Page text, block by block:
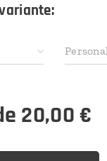
20,00€